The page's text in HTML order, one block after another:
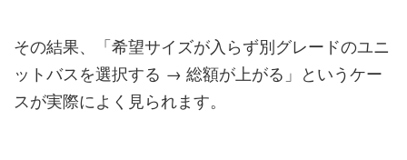
その結果、「希望サイズが入らず別グレードのユニ
ットバスを選択する → 総額が上がる」というケー
スが実際によく見られます。